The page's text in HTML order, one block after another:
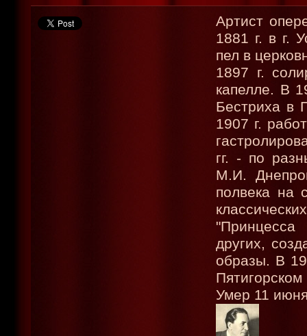
Артист
1881 г. в г.
пел в
1897 г.
капелле. В
Бестриха в
1907 г.
гг. - по
М.И.
полвека на
других,
образы. В
Умер 11